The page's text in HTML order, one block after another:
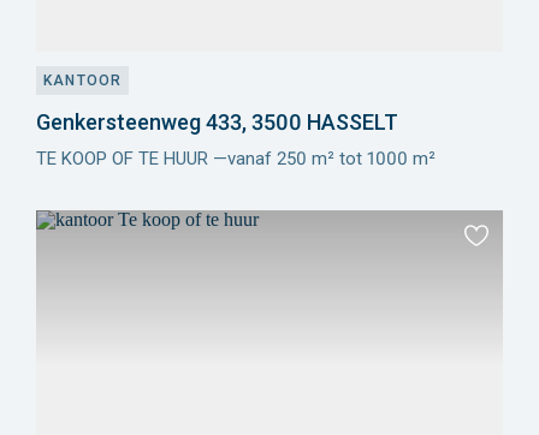
KANTOOR
Genkersteenweg 433, 3500 HASSELT
TE KOOP OF TE HUUR —vanaf 250 m² tot 1000 m²